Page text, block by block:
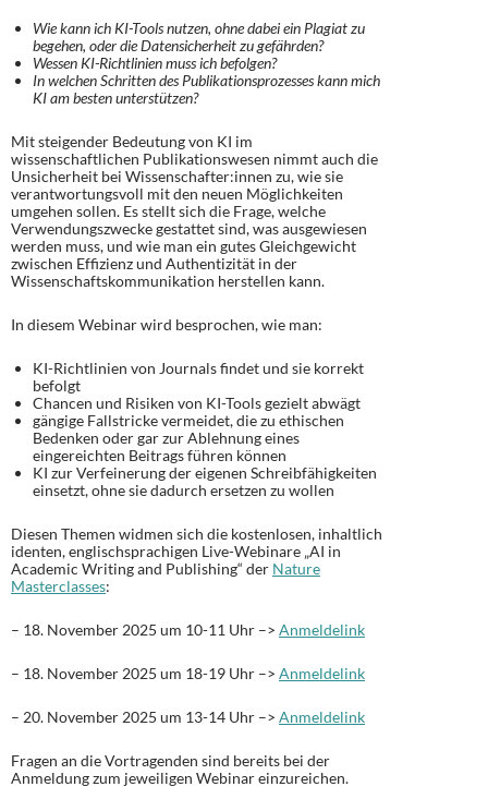
Wie kann ich KI-Tools nutzen, ohne dabei ein Plagiat zu
begehen, oder die Datensicherheit zu gefährden?
Wessen KI-Richtlinien muss ich befolgen?
In welchen Schritten des Publikationsprozesses kann mich
KI am besten unterstützen?​
Mit steigender Bedeutung von KI im
wissenschaftlichen Publikationswesen nimmt auch die
Unsicherheit bei Wissenschafter:innen zu, wie sie
verantwortungsvoll mit den neuen Möglichkeiten
umgehen sollen. Es stellt sich die Frage, welche
Verwendungszwecke gestattet sind, was ausgewiesen
werden muss, und wie man ein gutes Gleichgewicht
zwischen Effizienz und Authentizität in der
Wissenschaftskommunikation herstellen kann.
In diesem Webinar wird besprochen, wie man:
KI-Richtlinien von Journals findet und sie korrekt
befolgt
Chancen und Risiken von KI-Tools gezielt abwägt
gängige Fallstricke vermeidet, die zu ethischen
Bedenken oder gar zur Ablehnung eines
eingereichten Beitrags führen können
KI zur Verfeinerung der eigenen Schreibfähigkeiten
einsetzt, ohne sie dadurch ersetzen zu wollen
Diesen Themen widmen sich die kostenlosen, inhaltlich
identen, englischsprachigen Live-Webinare „AI in
Academic Writing and Publishing“ der Nature
Masterclasses:
– 18. November 2025 um 10-11 Uhr –> Anmeldelink
– 18. November 2025 um 18-19 Uhr –> Anmeldelink
– 20. November 2025 um 13-14 Uhr –> Anmeldelink
Fragen an die Vortragenden sind bereits bei der
Anmeldung zum jeweiligen Webinar einzureichen.